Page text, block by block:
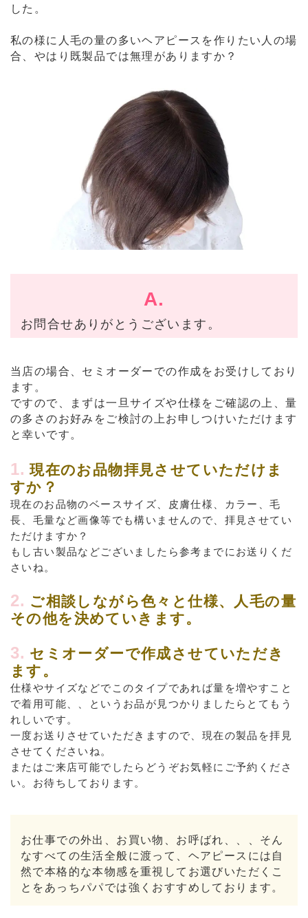
した。
私の様に人毛の量の多いヘアピースを作りたい人の場
合、やはり既製品では無理がありますか？
A.
お問合せありがとうございます。
当店の場合、セミオーダーでの作成をお受けしており
ます。
ですので、まずは一旦サイズや仕様をご確認の上、量
の多さのお好みをご検討の上お申しつけいただけます
と幸いです。
1. 現在のお品物拝見させていただけま
すか？
現在のお品物のベースサイズ、皮膚仕様、カラー、毛
長、毛量など画像等でも構いませんので、拝見させてい
ただけますか？
もし古い製品などございましたら参考までにお送りくだ
さいね。
2. ご相談しながら色々と仕様、人毛の量
その他を決めていきます。
3. セミオーダーで作成させていただき
ます。
仕様やサイズなどでこのタイプであれば量を増やすこと
で着用可能、、というお品が見つかりましたらとてもう
れしいです。
一度お送りさせていただきますので、現在の製品を拝見
させてくださいね。
またはご来店可能でしたらどうぞお気軽にご予約くださ
い。お待ちしております。
お仕事での外出、お買い物、お呼ばれ、、、そん
なすべての生活全般に渡って、ヘアピースには自
然で本格的な本物感を重視してお選びいただくこ
とをあっちパパでは強くおすすめしております。